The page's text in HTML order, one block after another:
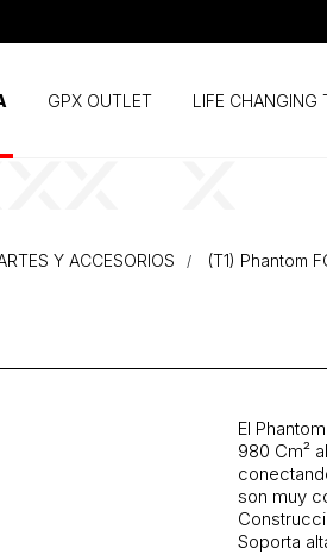
GPX OUTLET LIFE CHANGING
Y ACCESORIOS (T1) Phantom
El
980 Cm²
son muy
Soporta